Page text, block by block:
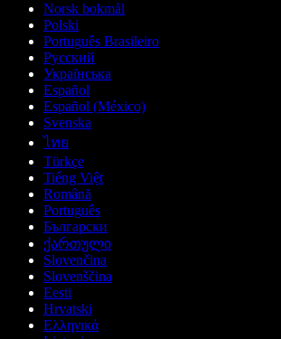
Norsk bokmål
Polski
Português Brasileiro
Русский
Українська
Español
Español (México)
Svenska
ไทย
Türkçe
Tiếng Việt
Română
Português
Български
ქართული
Slovenčina
Slovenščina
Eesti
Hrvatski
Ελληνικά